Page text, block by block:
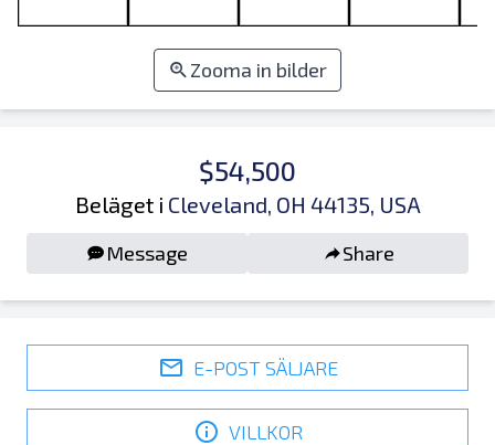
Zooma in bilder
$54,500
Beläget i Cleveland, OH 44135, USA
Message Share
E-POST SÄLJARE
VILLKOR